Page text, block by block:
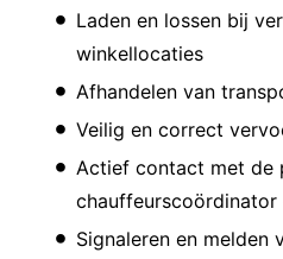
Laden en lossen bij
winkellocaties
Afhandelen van
Veilig en correct
Actief contact met de
Signaleren en melden